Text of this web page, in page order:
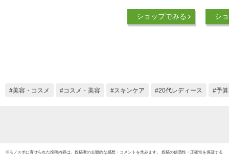
ェイススチーマー 充
電式 小型 潤い 保湿
ゃれ Miss T Beaute
ショップでみる
マー
ハン
るお
シ
美容・コスメ コスメ・美容 スキンケア 20代レディース 予
※モノスポに寄せられた投稿内容は、投稿者の主観的な感想・コメントを含みます。 投稿の信憑性・正確性を保証する